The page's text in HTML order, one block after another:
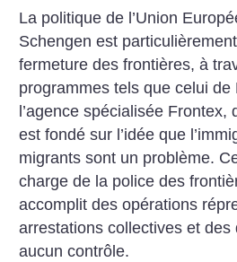
La politique de l’Union
Schengen est
fermeture des frontières, à
programmes tels que celui de
l’agence spécialisée Frontex,
est fondé sur l’idée que
migrants sont un problème.
charge de la police des
accomplit des opérations
arrestations collectives et des
aucun contrôle.